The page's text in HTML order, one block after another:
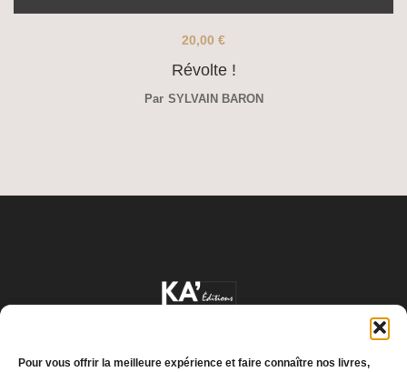
Pour vous offrir la meilleure expérience et faire connaître nos livres,
Révolte !
20,00 €
Par SYLVAIN BARON